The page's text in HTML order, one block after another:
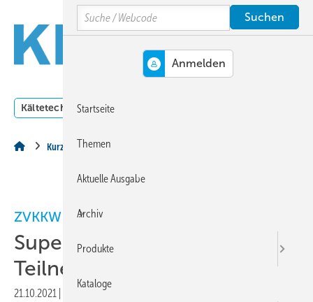
Hauptinhalt
Hauptmenü
SiteSearch
Kältetechnik Klimatechnik
Kurz & Aktuell
ZVKKW
Supermarkt-Symposium mit
Teilnehmerrekord
21.10.2021 Druckvorschau
Search
Startseite
Themen
Aktuelle Ausgabe
Archiv
Produkte
Kataloge